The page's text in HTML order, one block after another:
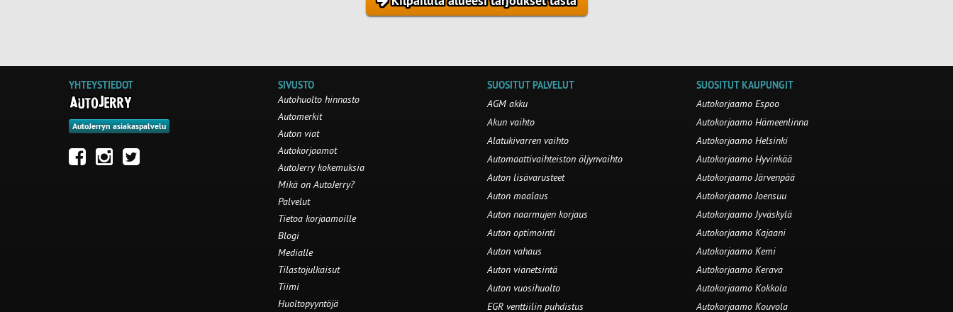
YHTEYSTIEDOT
AutoJerryn asiakaspalvelu
SIVUSTO
Autohuolto hinnasto
Automerkit
Auton viat
Autokorjaamot
AutoJerry kokemuksia
Mikä on AutoJerry?
Palvelut
Tietoa korjaamoille
Blogi
Medialle
Tilastojulkaisut
Tiimi
Huoltopyyntöjä
SUOSITUT PALVELUT
AGM akku
Akun vaihto
Alatukivarren vaihto
Automaattivaihteiston öljynvaihto
Auton lisävarusteet
Auton maalaus
Auton naarmujen korjaus
Auton optimointi
Auton vahaus
Auton vianetsintä
Auton vuosihuolto
EGR venttiilin puhdistus
SUOSITUT KAUPUNGIT
Autokorjaamo Espoo
Autokorjaamo Hämeenlinna
Autokorjaamo Helsinki
Autokorjaamo Hyvinkää
Autokorjaamo Järvenpää
Autokorjaamo Joensuu
Autokorjaamo Jyväskylä
Autokorjaamo Kajaani
Autokorjaamo Kemi
Autokorjaamo Kerava
Autokorjaamo Kokkola
Autokorjaamo Kouvola